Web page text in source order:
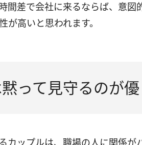
間差で会社に来るならば、意図
が高いと思われます。
って見守るのが
カップルは、職場の人に関係が